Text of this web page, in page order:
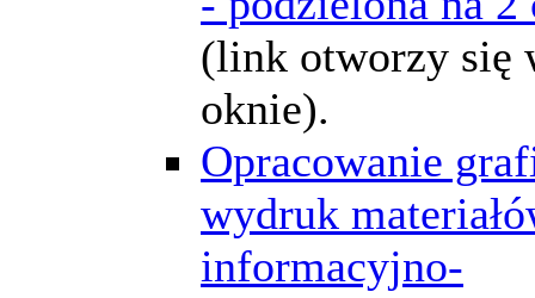
(link otworzy się
oknie).
Opracowanie
wydruk
informacyjno-